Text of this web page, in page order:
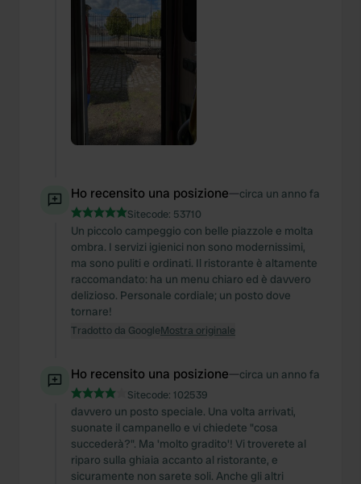
Ho recensito una posizione—circa un anno fa
Sitecode: 53710
Un piccolo campeggio con belle piazzole e molta
ombra. I servizi igienici non sono modernissimi,
ma sono puliti e ordinati. Il ristorante è altamente
raccomandato: ha un menu chiaro ed è davvero
delizioso. Personale cordiale; un posto dove
tornare!
Tradotto da GoogleMostra originale
Ho recensito una posizione—circa un anno fa
Sitecode: 102539
davvero un posto speciale. Una volta arrivati,
suonate il campanello e vi chiedete "cosa
succederà?". Ma 'molto gradito'! Vi troverete al
riparo sulla ghiaia accanto al ristorante, e
sicuramente non sarete soli. Anche gli altri